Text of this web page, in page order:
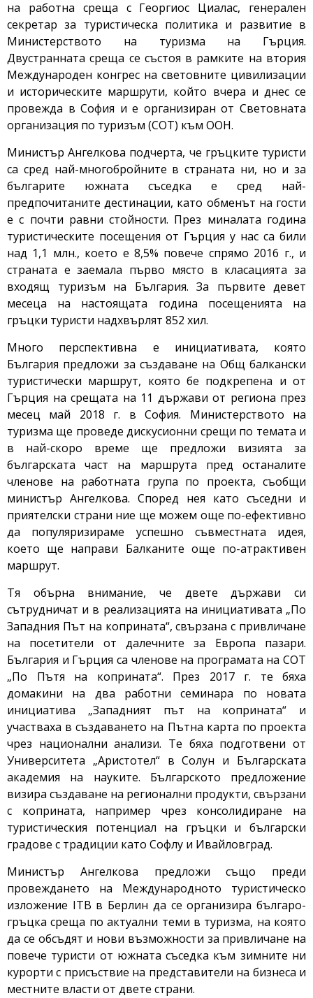
на работна среща с Георгиос Циалас, генерален
секретар за туристическа политика и развитие в
Министерството на туризма на Гърция.
Двустранната среща се състоя в рамките на втория
Международен конгрес на световните цивилизации
и историческите маршрути, който вчера и днес се
провежда в София и е организиран от Световната
организация по туризъм (СОТ) към ООН.
Министър Ангелкова подчерта, че гръцките туристи
са сред най-многобройните в страната ни, но и за
българите южната съседка е сред най-
предпочитаните дестинации, като обменът на гости
е с почти равни стойности. През миналата година
туристическите посещения от Гърция у нас са били
над 1,1 млн., което е 8,5% повече спрямо 2016 г., и
страната е заемала първо място в класацията за
входящ туризъм на България. За първите девет
месеца на настоящата година посещенията на
гръцки туристи надхвърлят 852 хил.
Много перспективна е инициативата, която
България предложи за създаване на Общ балкански
туристически маршрут, която бе подкрепена и от
Гърция на срещата на 11 държави от региона през
месец май 2018 г. в София. Министерството на
туризма ще проведе дискусионни срещи по темата и
в най-скоро време ще предложи визията за
българската част на маршрута пред останалите
членове на работната група по проекта, съобщи
министър Ангелкова. Според нея като съседни и
приятелски страни ние ще можем още по-ефективно
да популяризираме успешно съвместната идея,
което ще направи Балканите още по-атрактивен
маршрут.
Тя обърна внимание, че двете държави си
сътрудничат и в реализацията на инициативата „По
Западния Път на коприната“, свързана с привличане
на посетители от далечните за Европа пазари.
България и Гърция са членове на програмата на СОТ
„По Пътя на коприната“. През 2017 г. те бяха
домакини на два работни семинара по новата
инициатива „Западният път на коприната“ и
участваха в създаването на Пътна карта по проекта
чрез национални анализи. Те бяха подготвени от
Университета „Аристотел“ в Солун и Българската
академия на науките. Българското предложение
визира създаване на регионални продукти, свързани
с коприната, например чрез консолидиране на
туристическия потенциал на гръцки и български
градове с традиции като Софлу и Ивайловград.
Министър Ангелкова предложи също преди
провеждането на Международното туристическо
изложение ITB в Берлин да се организира българо-
гръцка среща по актуални теми в туризма, на която
да се обсъдят и нови възможности за привличане на
повече туристи от южната съседка към зимните ни
курорти с присъствие на представители на бизнеса и
местните власти от двете страни.